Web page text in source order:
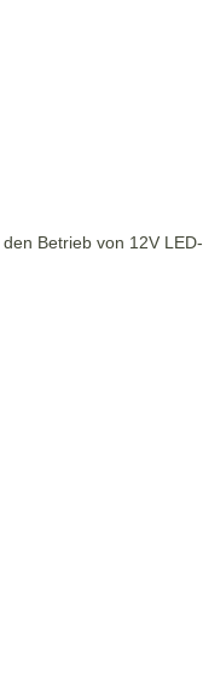
Betrieb von 12V LED-